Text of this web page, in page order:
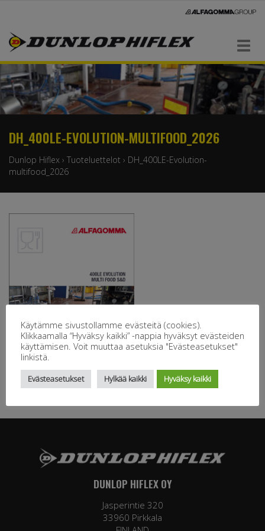
Navigaatio
DH_400LE-EVOLUTION-MULTIFOOD_2026
Dunlop Hiflex › Tuoteluettelot › DH_400LE-Evolution-
multifood_2026
DUNLOP HIFLEX OY
Jasperintie 320
33960 Pirkkala
Käytämme sivustollamme evästeitä (cookies).
Klikkaamalla “Hyväksy kaikki” -nappia hyväksyt evästeiden
käyttämisen. Voit muuttaa asetuksia "Evästeasetukset"
linkistä.
Evästeasetukset Hylkää kaikki Hyväksy kaikki